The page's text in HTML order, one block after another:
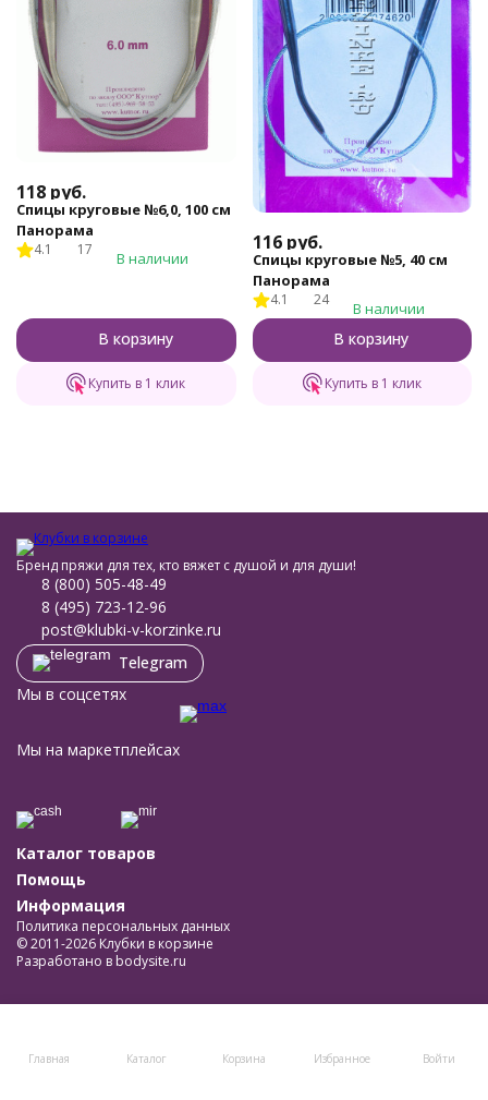
118 руб.
Спицы круговые №6,0, 100 см
Панорама
4.1 17 В наличии
В корзину
Купить в 1 клик
116 руб.
Спицы круговые №5, 40 см
Панорама
4.1 24 В наличии
В корзину
Купить в 1 клик
Главная Каталог Корзина Избранное Войти
Бренд пряжи для тех, кто вяжет с душой и для души!
8 (800) 505-48-49
8 (495) 723-12-96
post@klubki-v-korzinke.ru
Telegram
Мы в соцсетях
Мы на маркетплейсах
Каталог товаров
Помощь
Информация
Политика персональных данных
© 2011-2026 Клубки в корзине
Разработано в bodysite.ru